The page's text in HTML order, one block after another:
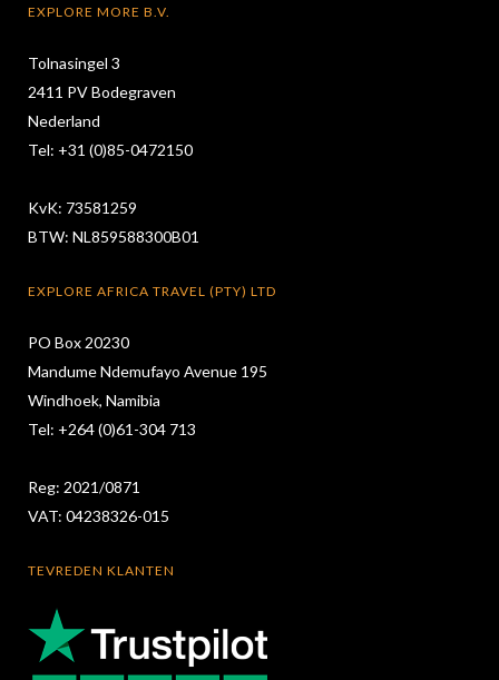
EXPLORE MORE B.V.
Tolnasingel 3
2411 PV Bodegraven
Nederland
Tel: +31 (0)85-0472150
KvK: 73581259
BTW: NL859588300B01
EXPLORE AFRICA TRAVEL (PTY) LTD
PO Box 20230
Mandume Ndemufayo Avenue 195
Windhoek, Namibia
Tel: +264 (0)61-304 713
Reg: 2021/0871
VAT: 04238326-015
TEVREDEN KLANTEN